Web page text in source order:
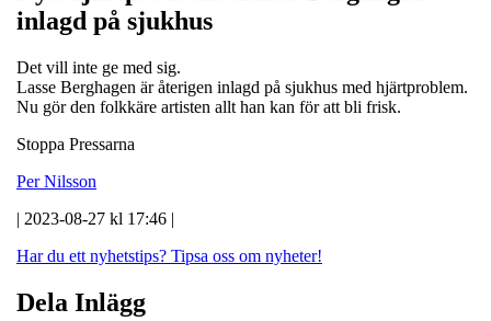
inlagd på sjukhus
Det vill inte ge med sig.
Lasse Berghagen är återigen inlagd på sjukhus med hjärtproblem.
Nu gör den folkkäre artisten allt han kan för att bli frisk.
Stoppa Pressarna
Per Nilsson
| 2023-08-27 kl 17:46 |
Har du ett nyhetstips? Tipsa oss om nyheter!
Dela Inlägg